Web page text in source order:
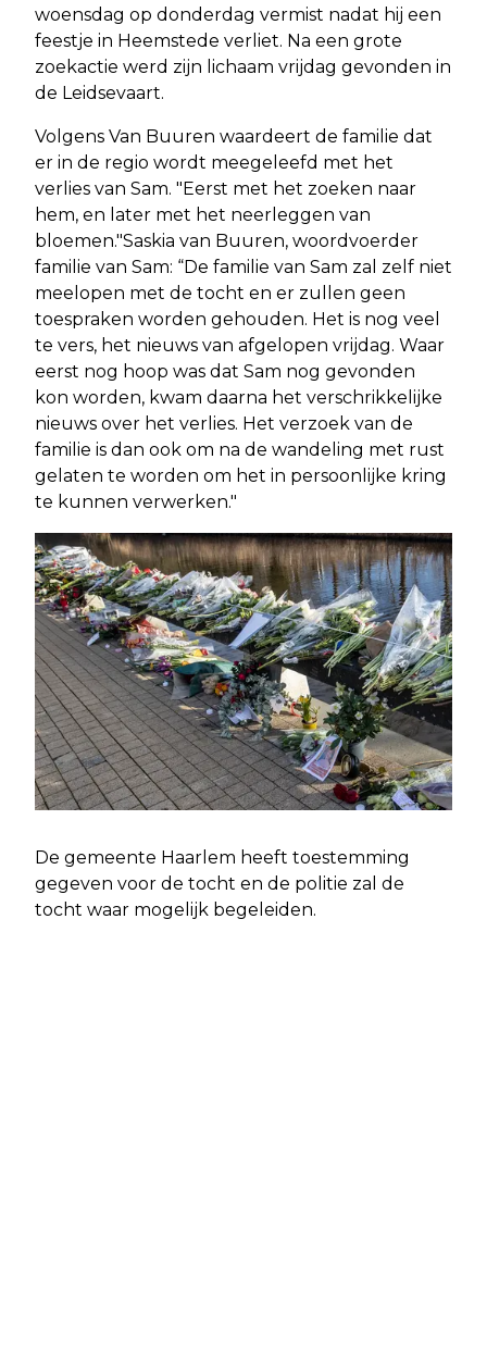
woensdag op donderdag vermist nadat hij een
feestje in Heemstede verliet. Na een grote
zoekactie werd zijn lichaam vrijdag gevonden in
de Leidsevaart.
Volgens Van Buuren waardeert de familie dat
er in de regio wordt meegeleefd met het
verlies van Sam. "Eerst met het zoeken naar
hem, en later met het neerleggen van
bloemen."Saskia van Buuren, woordvoerder
familie van Sam: “De familie van Sam zal zelf niet
meelopen met de tocht en er zullen geen
toespraken worden gehouden. Het is nog veel
te vers, het nieuws van afgelopen vrijdag. Waar
eerst nog hoop was dat Sam nog gevonden
kon worden, kwam daarna het verschrikkelijke
nieuws over het verlies. Het verzoek van de
familie is dan ook om na de wandeling met rust
gelaten te worden om het in persoonlijke kring
te kunnen verwerken."
De gemeente Haarlem heeft toestemming
gegeven voor de tocht en de politie zal de
tocht waar mogelijk begeleiden.